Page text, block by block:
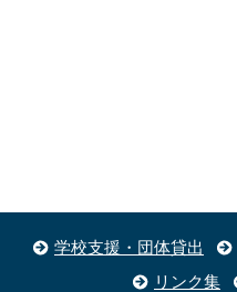
学校支援・団体貸出
リンク集